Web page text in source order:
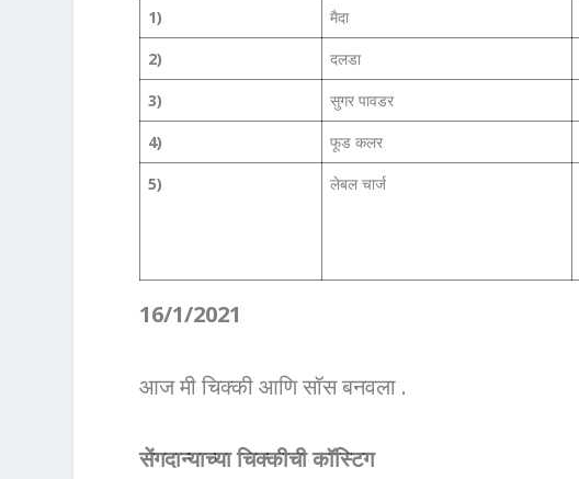
1)
मैदा
2)
दलडा
3)
सुगर पावडर
4)
फूड कलर
5)
लेबल चार्ज
16/1/2021
आज मी चिक्की आणि सॉस बनवला .
सेंगदान्याच्या चिक्कीची कॉस्टिग